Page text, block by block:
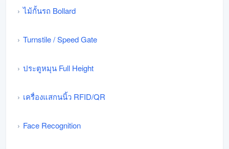
ไม้กั้นรถ Bollard
Turnstile / Speed Gate
ประตูหมุน Full Height
เครื่องแสกนนิ้ว RFID/QR
Face Recognition